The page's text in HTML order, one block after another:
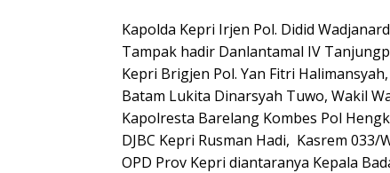
Kapolda Kepri Irjen Pol. Didid
Tampak hadir Danlantamal IV
Kepri Brigjen Pol. Yan Fitri
Batam Lukita Dinarsyah Tuwo, Wakil
Kapolresta Barelang Kombes Pol
DJBC Kepri Rusman Hadi, Kasrem
OPD Prov Kepri diantaranya Kepala